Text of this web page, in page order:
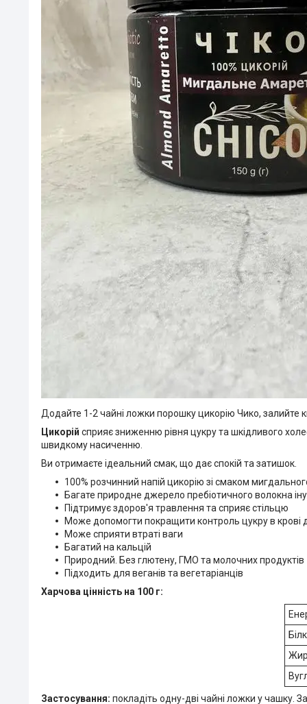
Додайте 1-2 чайні ложки порошку цикорію Чико,
Цикорій сприяє зниженню рівня цукру та шкідливого
швидкому насиченню.
Ви отримаєте ідеальний смак, що дає спокій та затишок.
100% розчинний напій цикорію зі смаком
Багате природне джерело пребіотичного волокна
Підтримує здоров'я травлення та сприяє стільцю
Може допомогти покращити контроль цукру в крові
Може сприяти втраті ваги
Багатий на кальцій
Природний. Без глютену, ГМО та молочних продуктів
Підходить для веганів та вегетаріанців
Харчова цінність на 100 г:
Застосування: покладіть одну-дві чайні ложки у чашку.